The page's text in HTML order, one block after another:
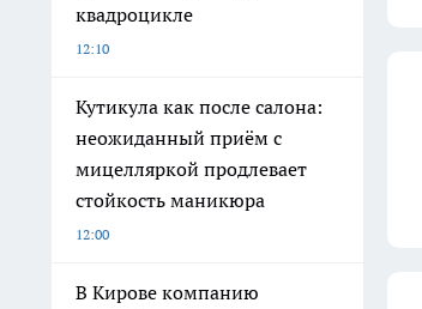
квадроцикле
12:10
Кутикула как после салона:
неожиданный приём с
мицелляркой продлевает
стойкость маникюра
12:00
В Кирове компанию